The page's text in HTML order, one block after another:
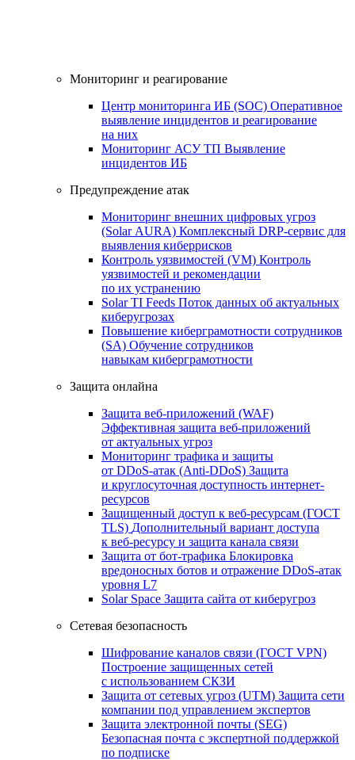
Мониторинг и реагирование
Центр мониторинга ИБ (SOC) Оперативное
выявление инцидентов и реагирование
на них
Мониторинг АСУ ТП Выявление
инцидентов ИБ
Предупреждение атак
Мониторинг внешних цифровых угроз
(Solar AURA) Комплексный DRP-сервис для
выявления киберрисков
Контроль уязвимостей (VM) Контроль
уязвимостей и рекомендации
по их устранению
Solar TI Feeds Поток данных об актуальных
киберугрозах
Повышение киберграмотности сотрудников
(SA) Обучение сотрудников
навыкам киберграмотности
Защита онлайна
Защита веб-приложений (WAF)
Эффективная защита веб-приложений
от актуальных угроз
Мониторинг трафика и защиты
от DDoS‑атак (Anti‑DDoS) Защита
и круглосуточная доступность интернет-
ресурсов
Защищенный доступ к веб-ресурсам (ГОСТ
TLS) Дополнительный вариант доступа
к веб‑ресурсу и защита канала связи
Защита от бот‑трафика Блокировка
вредоносных ботов и отражение DDoS‑атак
уровня L7
Solar Space Защита сайта от киберугроз
Сетевая безопасность
Шифрование каналов связи (ГОСТ VPN)
Построение защищенных сетей
с использованием СКЗИ
Защита от сетевых угроз (UTM) Защита сети
компании под управлением экспертов
Защита электронной почты (SEG)
Безопасная почта с экспертной поддержкой
по подписке